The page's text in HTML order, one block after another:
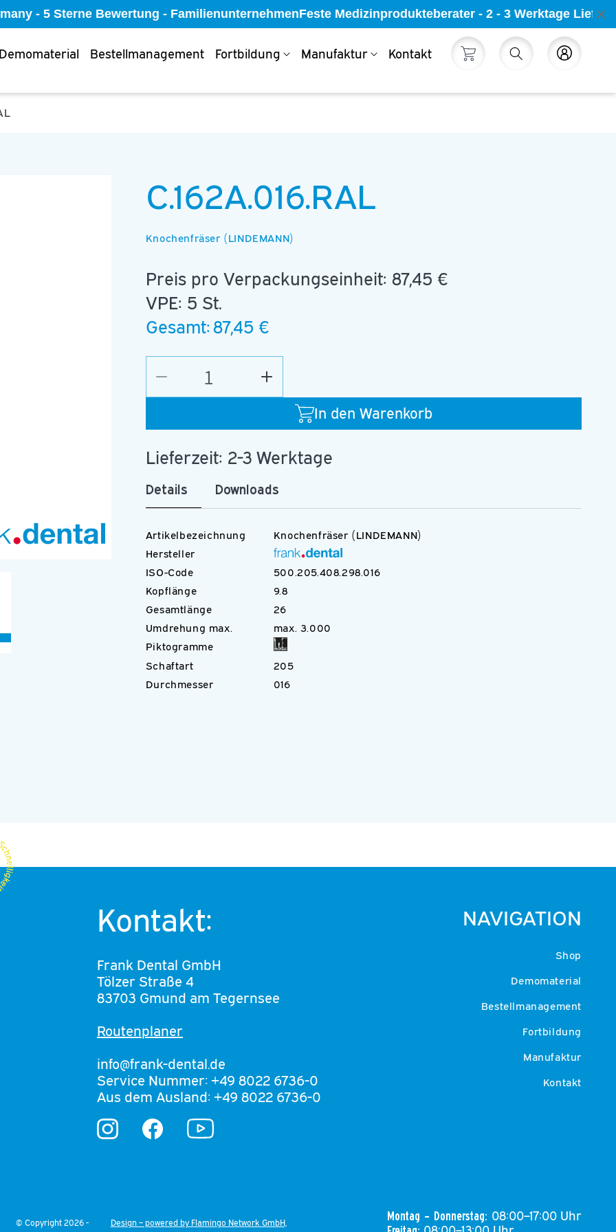
- 5 Sterne Bewertung - FamilienunternehmenFeste Medizinprodukteberater - 2 - 3 Werktage
Demomaterial Bestellmanagement Fortbildung Manufaktur Kontakt Warenkorb Einloggen
C.162A.016.RAL
Knochenfräser (LINDEMANN)
Preis pro Verpackungseinheit: 87,45 €
VPE: 5 St.
Gesamt: 87,45 €
In den Warenkorb
Verringere
die
Erhöhe
die
Menge
Lieferzeit: 2-3 Werktage
Details Downloads
Artikelbezeichnung
Knochenfräser (LINDEMANN)
Hersteller
ISO-Code
500.205.408.298.016
Kopflänge
9.8
Gesamtlänge
26
Umdrehung max.
max. 3.000
Piktogramme
Schaftart
205
Durchmesser
016
Kontakt:
Frank Dental GmbH
Tölzer Straße 4
83703 Gmund am Tegernsee
Routenplaner
info@frank-dental.de
Service Nummer: +49 8022 6736-0
Aus dem Ausland: +49 8022 6736-0
InstagramFacebook YouTube
NAVIGATION
Shop
Demomaterial
Bestellmanagement
Fortbildung
Manufaktur
Kontakt
© Copyright 2026 -
Design – powered by Flamingo Network GmbH,
Montag – Donnerstag: 08:00–17:00 Uhr